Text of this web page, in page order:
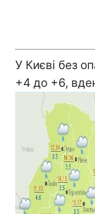
У Києві без
+4 до +6,